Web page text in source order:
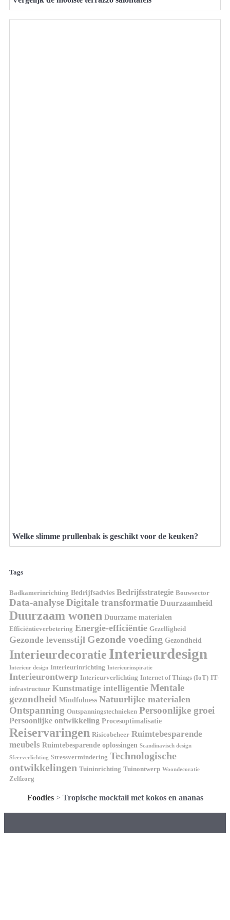
Welke slimme prullenbak is geschikt voor de keuken?
Tags
Badkamerinrichting Bedrijfsadvies Bedrijfsstrategie Bouwsector
Data-analyseDigitale transformatie Duurzaamheid
Duurzaam wonen Duurzame materialen
Efficiëntieverbetering Energie-efficiëntie Gezelligheid
Gezonde levensstijl Gezonde voeding Gezondheid
Interieurdecoratie Interieurdesign
Interieur design Interieurinrichting Interieurinspiratie
Interieurontwerp Interieurverlichting Internet of Things (IoT) IT-
infrastructuur Kunstmatige intelligentie Mentale
gezondheid Mindfulness Natuurlijke materialen
Ontspanning Ontspanningstechnieken Persoonlijke groei
Persoonlijke ontwikkeling Procesoptimalisatie
Reiservaringen Risicobeheer Ruimtebesparende
meubels Ruimtebesparende oplossingen Scandinavisch design
Sfeerverlichting Stressvermindering Technologische
ontwikkelingen Tuininrichting Tuinontwerp Woondecoratie
Zelfzorg
Foodies> Tropische mocktail met kokos en ananas